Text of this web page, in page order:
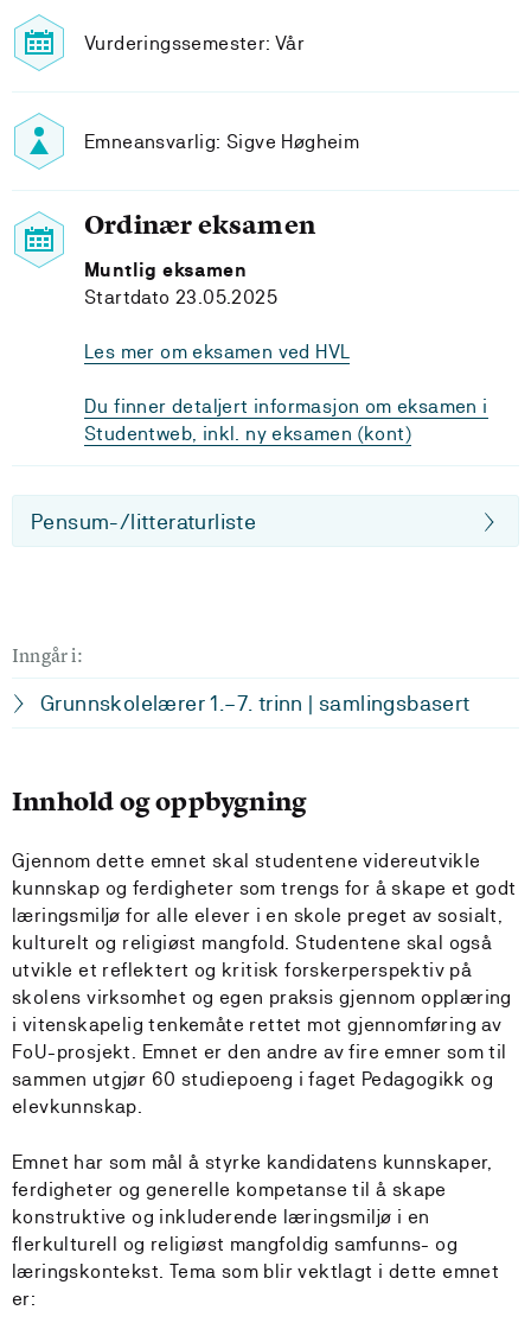
Vurderingssemester: Vår
Emneansvarlig: Sigve Høgheim
Ordinær eksamen
Muntlig eksamen
Startdato 23.05.2025
Les mer om eksamen ved HVL
Du finner detaljert informasjon om eksamen i
Studentweb, inkl. ny eksamen (kont)
Pensum-/litteraturliste
Inngår i:
Grunnskolelærer 1.–7. trinn | samlingsbasert
Innhold og oppbygning
Gjennom dette emnet skal studentene videreutvikle
kunnskap og ferdigheter som trengs for å skape et godt
læringsmiljø for alle elever i en skole preget av sosialt,
kulturelt og religiøst mangfold. Studentene skal også
utvikle et reflektert og kritisk forskerperspektiv på
skolens virksomhet og egen praksis gjennom opplæring
i vitenskapelig tenkemåte rettet mot gjennomføring av
FoU-prosjekt. Emnet er den andre av fire emner som til
sammen utgjør 60 studiepoeng i faget Pedagogikk og
elevkunnskap.
Emnet har som mål å styrke kandidatens kunnskaper,
ferdigheter og generelle kompetanse til å skape
konstruktive og inkluderende læringsmiljø i en
flerkulturell og religiøst mangfoldig samfunns- og
læringskontekst. Tema som blir vektlagt i dette emnet
er: